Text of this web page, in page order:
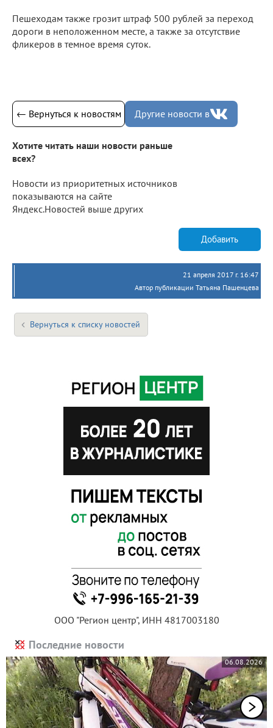
Пешеходам также грозит штраф 500 рублей за переход
дороги в неположенном месте, а также за отсутствие
фликеров в темное время суток.
← Вернуться к новостям Другие новости в
Хотите читать наши новости раньше
всех?
Новости из приоритетных источников
показываются на сайте
Яндекс.Новостей выше других
Добавить
21 апреля 2017 г. 16:47
Автор публикации Татьяна Пашенцева
Вернуться к списку новостей
ООО "Регион центр", ИНН 4817003180
Последние новости
06.08.2026